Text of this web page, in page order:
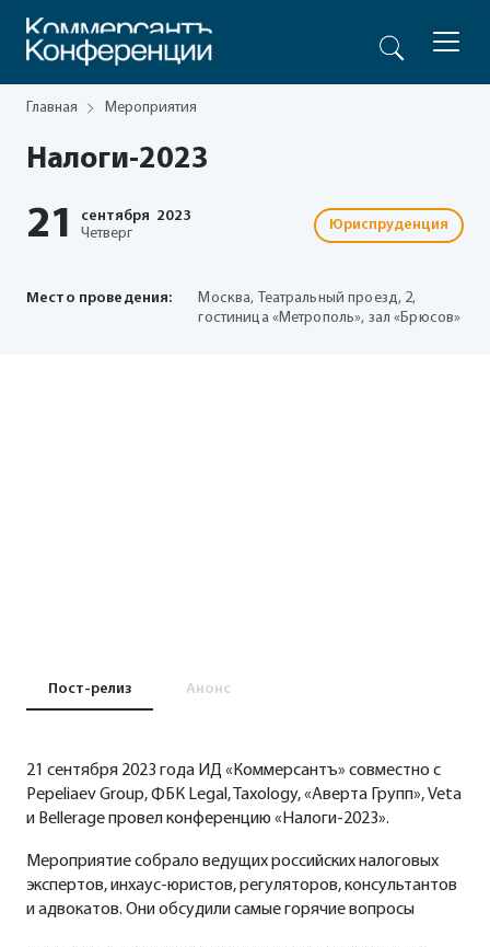
Главная Мероприятия
Налоги-2023
21 сентября 2023
Четверг
Юриспруденция
Место проведения:
Москва, Театральный проезд, 2,
гостиница «Метрополь», зал «Брюсов»
Пост-релиз Анонс
21 сентября 2023 года ИД «Коммерсантъ» совместно с
Pepeliaev Group, ФБК Legal, Taxology, «Аверта Групп», Veta
и Bellerage провел конференцию «Налоги-2023».
Мероприятие собрало ведущих российских налоговых
экспертов, инхаус-юристов, регуляторов, консультантов
и адвокатов. Они обсудили самые горячие вопросы